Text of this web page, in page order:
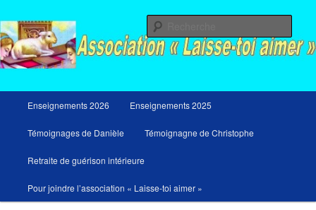
au
contenu
principal
au
contenu
secondaire
principal
Enseignements 2026 Enseignements 2025
Témoignages de Danièle Témoignagne de Christophe
Retraite de guérison intérieure
Pour joindre l’association « Laisse-toi aimer »